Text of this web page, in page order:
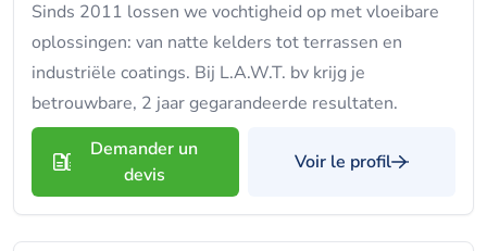
Sinds 2011 lossen we vochtigheid op met vloeibare
oplossingen: van natte kelders tot terrassen en
industriële coatings. Bij L.A.W.T. bv krijg je
betrouwbare, 2 jaar gegarandeerde resultaten.
Demander un
devis
Voir le profil